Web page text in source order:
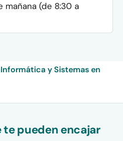
mañana (de 8:30 a
y Sistemas en
pueden encajar